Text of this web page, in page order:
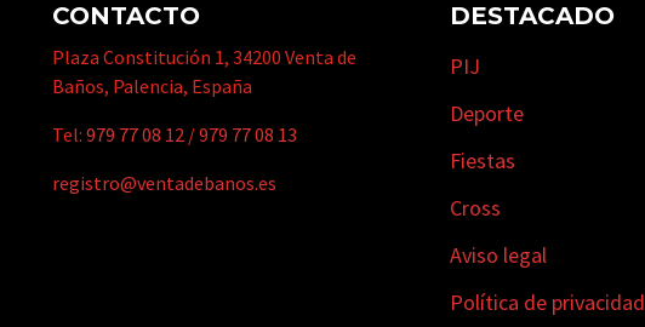
CONTACTO
Plaza Constitución 1, 34200 Venta de
Baños, Palencia, España
Tel:979 77 08 12 /979 77 08 13
registro@ventadebanos.es
DESTACADO
PIJ
Deporte
Fiestas
Cross
Aviso legal
Política de privacidad